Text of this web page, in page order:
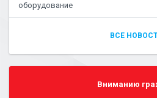
оборудование
ВСЕ
Вниманию